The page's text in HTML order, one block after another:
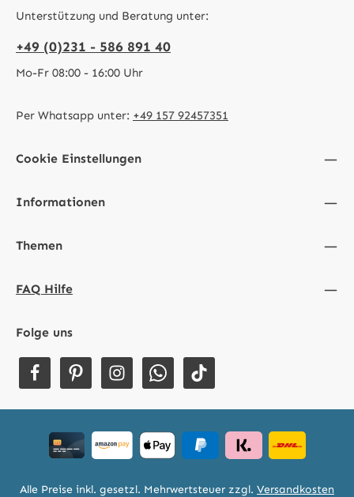
Unterstützung und Beratung unter:
+49 (0)231 - 586 891 40
Mo-Fr 08:00 - 16:00 Uhr
Per Whatsapp unter: +49 157 92457351
Cookie Einstellungen
Informationen
Themen
FAQ Hilfe
Folge uns
Alle Preise inkl. gesetzl. Mehrwertsteuer zzgl. Versandkosten